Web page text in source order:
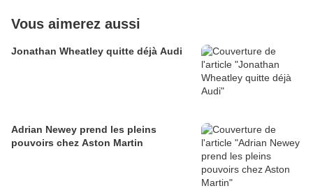
Vous aimerez aussi
Jonathan Wheatley quitte déjà Audi
Adrian Newey prend les pleins
pouvoirs chez Aston Martin